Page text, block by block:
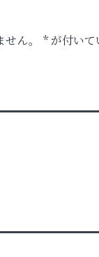
ん。 *が付いて